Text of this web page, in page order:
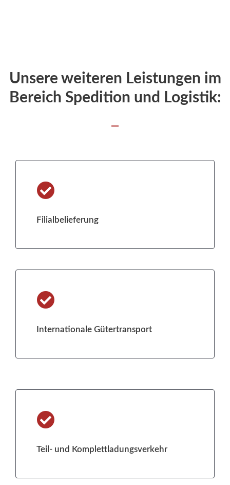
Unsere weiteren Leistungen im
Bereich Spedition und Logistik:
Filialbelieferung
Internationale Gütertransport
Teil- und Komplettladungsverkehr